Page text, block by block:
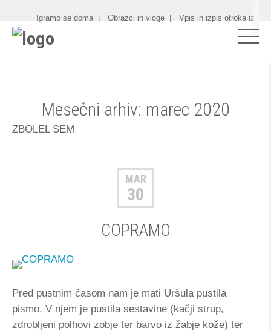
Igramo se doma Obrazci in vloge Vpis in izpis otroka iz
Mesečni arhiv: marec 2020
ZBOLEL SEM
MAR
30
COPRAMO
Pred pustnim časom nam je mati Uršula pustila
pismo. V njem je pustila sestavine (kačji strup,
zdrobljeni polhovi zobje ter barvo iz žabje kože) ter